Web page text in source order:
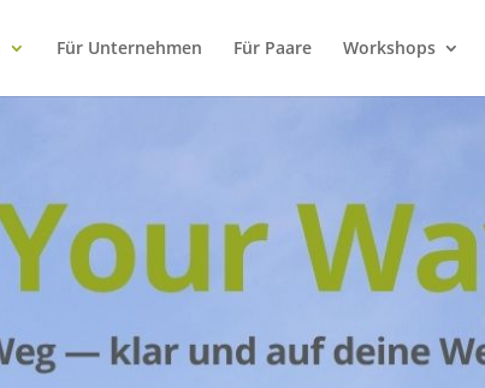
Für Unternehmen Für Paare Workshops